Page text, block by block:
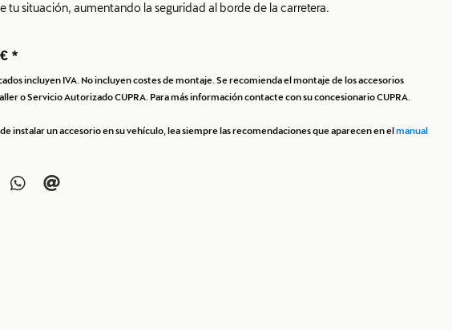
tu situación, aumentando la seguridad al borde de la carretera.
*
incluyen IVA. No incluyen costes de montaje. Se recomienda el montaje de los accesorios
o Servicio Autorizado CUPRA. Para más información contacte con su concesionario CUPRA.
instalar un accesorio en su vehículo, lea siempre las recomendaciones que aparecen en elmanual